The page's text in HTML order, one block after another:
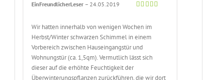
EinFreundlicherLeser – 24.05.2019
Wir hatten innerhalb von wenigen Wochen im
Herbst/Winter schwarzen Schimmel in einem
Vorbereich zwischen Hauseingangstür und
Wohnungstür (ca. 1,5qm). Vermutlich lässt sich
dieser auf die erhöhte Feuchtigkeit der
Überwinterungspflanzen zurückführen, die wir dort